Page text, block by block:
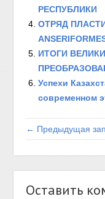
РЕСПУБЛИКИ
ОТРЯД
ИТОГИ
Успехи
современном
← Предыдущая
Оставить